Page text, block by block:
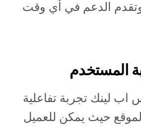
الدعم في أي وقت
المستخدم
لينك تجربة تفاعلية
حيث يمكن للعميل